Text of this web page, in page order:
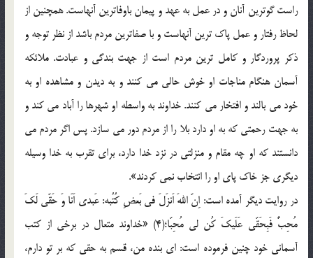
راست گوترین آنان و در عمل به عهد و پیمان باوفاترین آنهاست. همچنین از
لحاظ رفتار و عمل پاک ترین آنهاست و با صفاترین مردم باشد از نظر توجه و
ذکر پروردگار و کامل ترین مردم است از جهت بندگی و عبادت. ملائکه
آسمان هنگام مناجات او خوش حالی می کنند و به دیدن و مشاهده او به
خود می بالند و افتخار می کنند. خداوند به واسطه او شهرها را آباد می کند و
به جهت رحمتی که به او دارد بلا را از مردم دور می سازد. پس اگر مردم می
دانستند که او چه مقام و منزلتی در نزد خدا دارد، برای تقرب به خدا وسیله
دیگری جز خاک پای او را انتخاب نمی کردند».
در روایت دیگر آمده است: اِنّ اللهَ اَنزَلَ فی بَعضِ کُتُبه: عَبدی اَنَا وَ حَقّی لَکَ
مُحِبٌّ فَبِحَقّی عَلَیکَ کُن لی مُحِبّا؛(4) «خداوند متعال در برخی از کتب
آسمانی خود چنین فرموده است: ای بنده من، قسم به حقی که بر تو دارم،